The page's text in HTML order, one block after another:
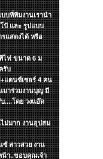
บที่ทีมงานเรานำ
ป้ และ รูปแบบ
รแสดงได้ หรือ
ไฟ ขนาด 6 ม
รับ
แดนซ์เซอร์ 4 คน
มาร่วมงานบุญ มี
....โดย วงแอ๊ด
ม่มาก งานอุปสม
สาวสวย งาน
น้า..ขอบคุณเจ้า